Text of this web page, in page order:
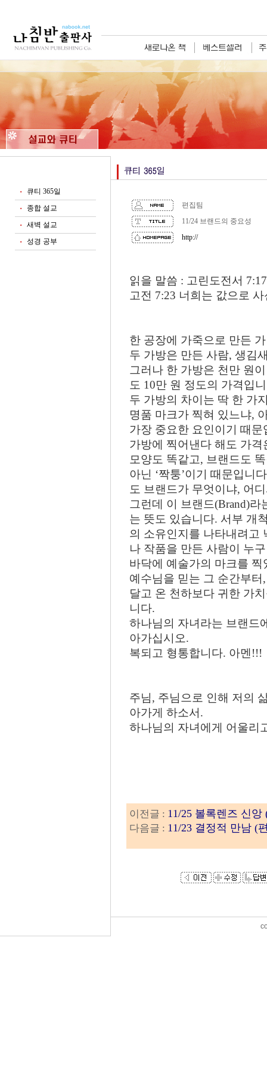
■ 큐티 365일
■ 종합 설교
■ 새벽 설교
■ 성경 공부
편집팀
11/24 브랜드의 중요성
http://
읽을 말씀 : 고린도전서
고전 7:23 너희는 값으로
한 공장에 가죽으로 만든
두 가방은 만든 사람, 생김
그러나 한 가방은 천만 원
도 10만 원 정도의 가격입
두 가방의 차이는 딱 한 가
명품 마크가 찍혀 있느냐,
가장 중요한 요인이기 때
가방에 찍어낸다 해도 가
모양도 똑같고, 브랜드도
아닌 ‘짝퉁’이기 때문입니
도 브랜드가 무엇이냐, 어
그런데 이 브랜드(Brand)라
는 뜻도 있습니다. 서부 개
의 소유인지를 나타내려고
나 작품을 만든 사람이 누
바닥에 예술가의 마크를 찍
예수님을 믿는 그 순간부터
달고 온 천하보다 귀한 가
니다.
하나님의 자녀라는 브랜드
아가십시오.
복되고 형통합니다. 아멘!!!
주님, 주님으로 인해 저의
아가게 하소서.
하나님의 자녀에게 어울리
이전글 : 11/25 볼록렌즈 신앙
다음글 : 11/23 결정적 만남 (